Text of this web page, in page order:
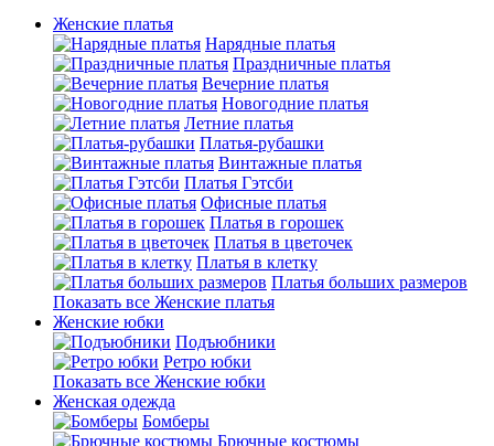
Женские платья
Нарядные платья
Праздничные платья
Вечерние платья
Новогодние платья
Летние платья
Платья-рубашки
Винтажные платья
Платья Гэтсби
Офисные платья
Платья в горошек
Платья в цветочек
Платья в клетку
Платья больших размеров
Показать все Женские платья
Женские юбки
Подъюбники
Ретро юбки
Показать все Женские юбки
Женская одежда
Бомберы
Брючные костюмы